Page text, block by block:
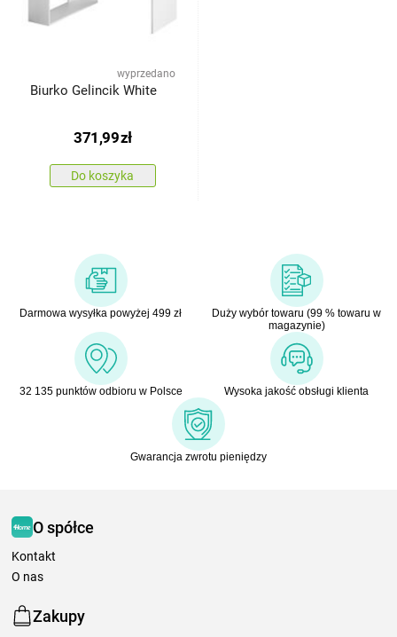
wyprzedano
Biurko Gelincik White
371,99zł
Do koszyka
Darmowa wysyłka powyżej 499 zł
Duży wybór towaru (99 % towaru w
magazynie)
32 135 punktów odbioru w Polsce Wysoka jakość obsługi klienta
Gwarancja zwrotu pieniędzy
O spółce
Kontakt
O nas
Zakupy